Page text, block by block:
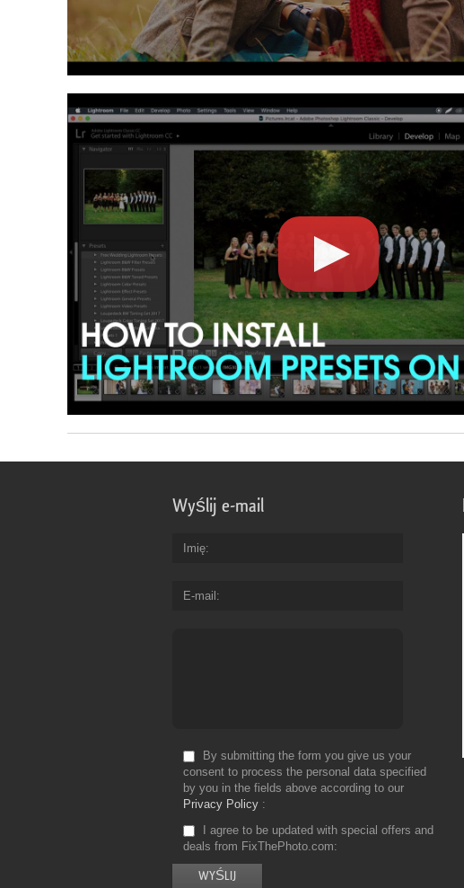
Wyślij e-mail
Imię
E-mail
By submitting the form you give us your
consent to process the personal data specified
by you in the fields above according to our
Privacy Policy
I agree to be updated with special offers and
deals from FixThePhoto.com